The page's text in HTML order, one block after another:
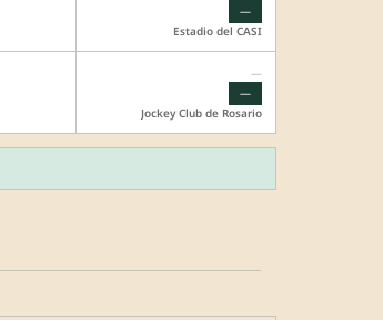
—
Estadio del CASI
—
—
Jockey Club de Rosario